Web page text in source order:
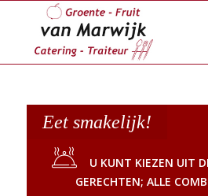
Eet smakelijk!
U KUNT KIEZEN UIT
GERECHTEN; ALLE